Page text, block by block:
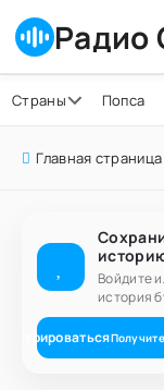
Радио
Страны Попса
Главная страница
Войдите
история
Получите